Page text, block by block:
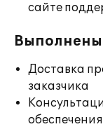
сайте
Доставка
заказчика